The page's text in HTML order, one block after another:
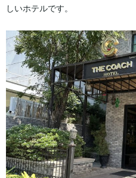
しいホテルです。